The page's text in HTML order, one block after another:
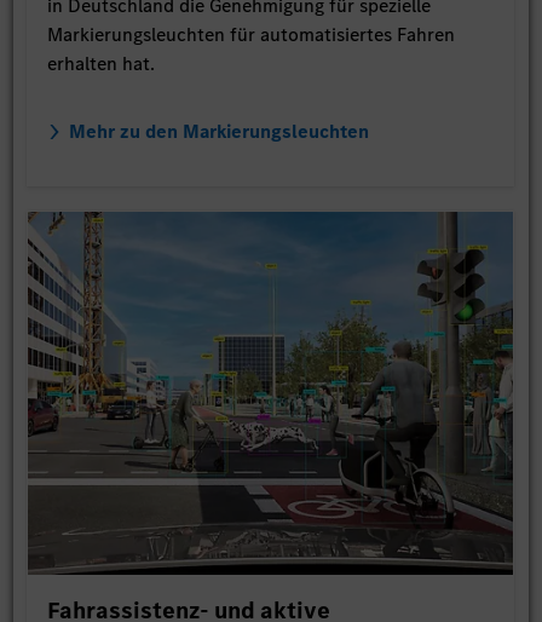
Markierungsleuchten für automatisiertes Fahren
erhalten hat.
Mehr zu den Markierungsleuchten
Fahrassistenz- und aktive